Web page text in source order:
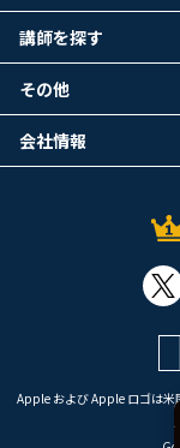
Apple および Apple ロゴは米
講師を探す
その他
会社情報